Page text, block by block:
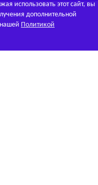
использовать этот сайт, вы
дополнительной
Политикой